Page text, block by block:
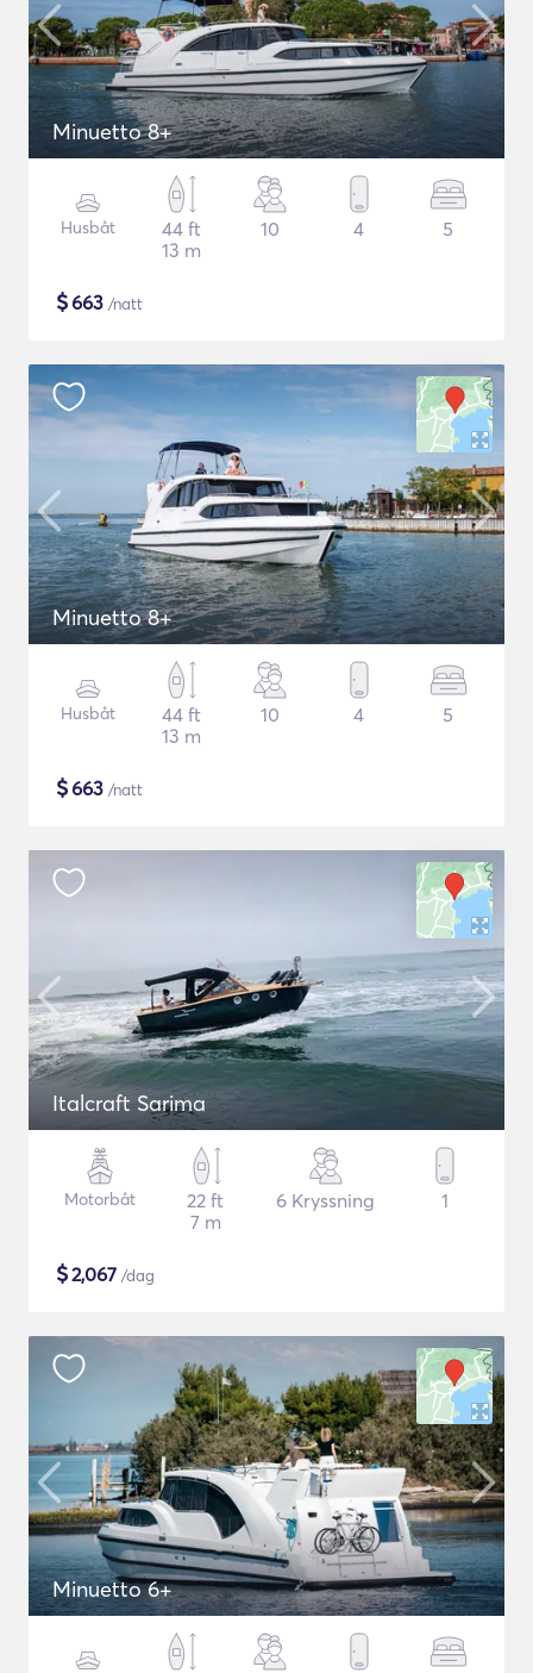
Minuetto 8+
Husbåt
44 ft
13 m
10 4 5
$663 /natt
Minuetto 8+
Husbåt
44 ft
13 m
10 4 5
$663 /natt
Italcraft Sarima
Motorbåt
22 ft
7 m
6 Kryssning 1
$2,067 /dag
Minuetto 6+